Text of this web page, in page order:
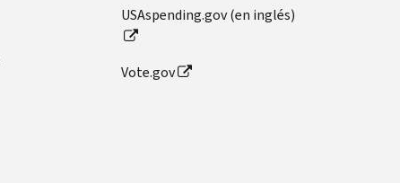
USAspending.gov (en inglés)
Vote.gov